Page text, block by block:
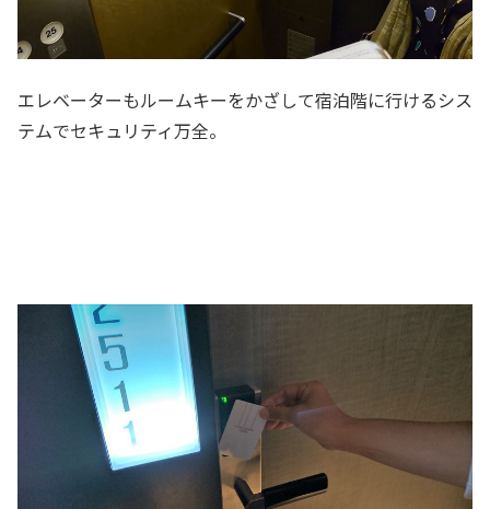
エレベーターもルームキーをかざして宿泊階に行けるシス
テムでセキュリティ万全。